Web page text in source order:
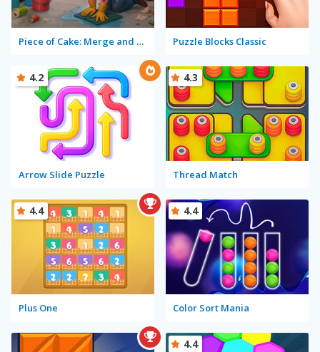
Piece of Cake: Merge and Bake Puzzle Blocks Classic
Arrow Slide Puzzle
4.2
Thread Match
4.3
Plus One
4.4
Color Sort Mania
4.4
4.4